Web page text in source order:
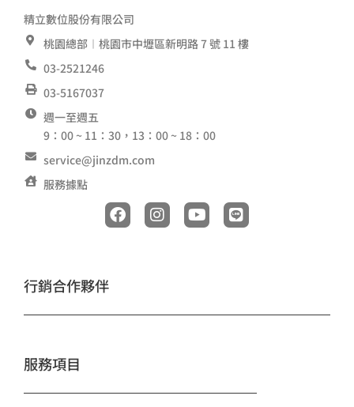
精立數位股份有限公司
桃園總部︱桃園市中壢區新明路 7 號 11 樓
03-2521246
03-5167037
週一至週五
9：00 ~ 11：30，13：00 ~ 18：00
service@jinzdm.com
服務據點
F
a
c
k
I
n
s
a
Y
o
u
L
i
n
行銷合作夥伴
服務項目